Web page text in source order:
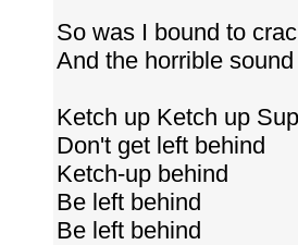
So was I bound to
And the horrible
Ketch up Ketch up
Don't get left behind
Ketch-up behind
Be left behind
Be left behind